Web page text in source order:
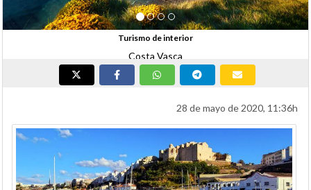
28 de mayo de 2020, 11:36h